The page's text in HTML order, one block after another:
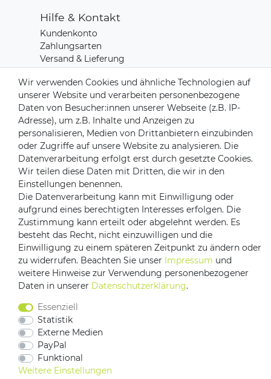
Hilfe & Kontakt
Kundenkonto
Zahlungsarten
Versand & Lieferung
Rücksendungen
Kontakt zu uns
Zahlungsanbieter
Versandpartner
Impressum Daten­schutz­erklärung
Barrierefreiheitserklärung
Wir verwenden Cookies und ähnliche Technologien auf
unserer Website und verarbeiten personenbezogene
Daten von Besucher:innen unserer Webseite (z.B. IP-
Adresse), um z.B. Inhalte und Anzeigen zu
personalisieren, Medien von Drittanbietern einzubinden
oder Zugriffe auf unsere Website zu analysieren. Die
Datenverarbeitung erfolgt erst durch gesetzte Cookies.
Wir teilen diese Daten mit Dritten, die wir in den
Einstellungen benennen.
Die Datenverarbeitung kann mit Einwilligung oder
aufgrund eines berechtigten Interesses erfolgen. Die
Zustimmung kann erteilt oder abgelehnt werden. Es
besteht das Recht, nicht einzuwilligen und die
Einwilligung zu einem späteren Zeitpunkt zu ändern oder
zu widerrufen. Beachten Sie unser Impressum und
weitere Hinweise zur Verwendung personenbezogener
Daten in unserer Daten­schutz­erklärung.
Essenziell
Statistik
Externe Medien
PayPal
Funktional
Weitere Einstellungen